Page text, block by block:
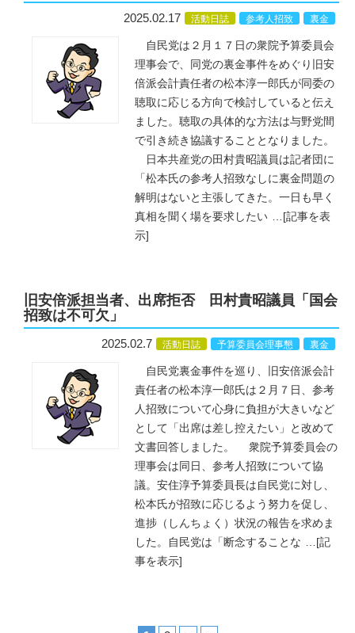
2025.02.17 活動日誌 参考人招致 裏金
自民党は２月１７日の衆院予算委員会
理事会で、同党の裏金事件をめぐり旧安
倍派会計責任者の松本淳一郎氏が同委の
聴取に応じる方向で検討していると伝え
ました。聴取の具体的な方法は与野党間
で引き続き協議することとなりました。
日本共産党の田村貴昭議員は記者団に
「松本氏の参考人招致なしに裏金問題の
解明はないと主張してきた。一日も早く
真相を聞く場を要求したい … [記事を表
示]
旧安倍派担当者、出席拒否 田村貴昭議員「国会
招致は不可欠」
2025.02.7 活動日誌 予算委員会理事懇 裏金
自民党裏金事件を巡り、旧安倍派会計
責任者の松本淳一郎氏は２月７日、参考
人招致について心身に負担が大きいなど
として「出席は差し控えたい」と改めて
文書回答しました。 衆院予算委員会の
理事会は同日、参考人招致について協
議。安住淳予算委員長は自民党に対し、
松本氏が招致に応じるよう努力を促し、
進捗（しんちょく）状況の報告を求めま
した。自民党は「断念することな … [記
事を表示]